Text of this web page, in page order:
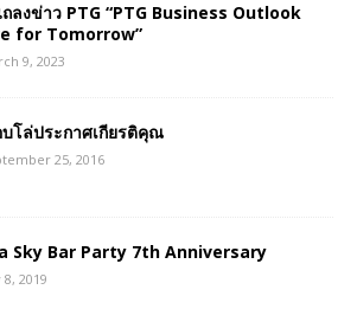
ลงข่าว PTG “PTG Business Outlook
for Tomorrow”
9, 2023
โล่ประกาศเกียรติคุณ
25, 2016
Sky Bar Party 7th Anniversary
8, 2019